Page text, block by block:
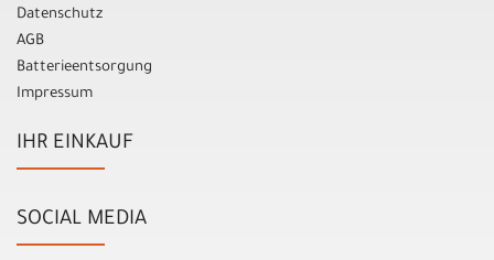
Datenschutz
AGB
Batterieentsorgung
Impressum
IHR EINKAUF
SOCIAL MEDIA